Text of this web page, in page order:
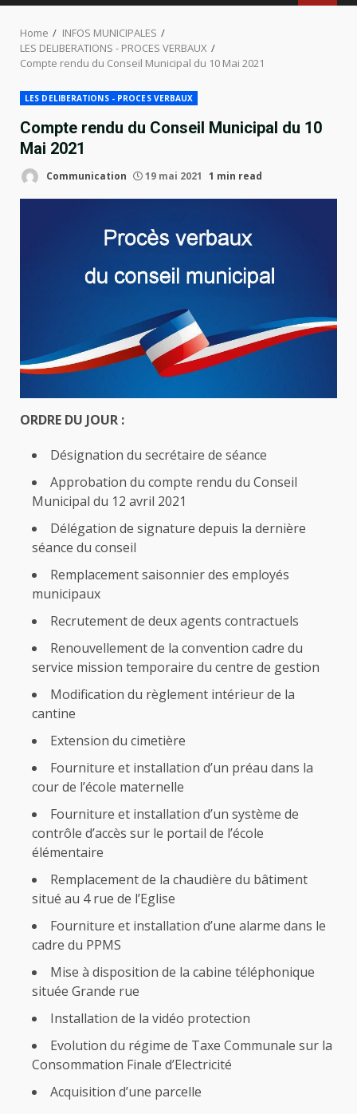
Home
INFOS MUNICIPALES
LES DELIBERATIONS - PROCES VERBAUX
Compte rendu du Conseil Municipal du 10 Mai 2021
LES DELIBERATIONS - PROCES VERBAUX
Compte rendu du Conseil Municipal du 10
Mai 2021
Communication 19 mai 2021 1 min read
ORDRE DU JOUR :
Désignation du secrétaire de séance
Approbation du compte rendu du Conseil
Municipal du 12 avril 2021
Délégation de signature depuis la dernière
séance du conseil
Remplacement saisonnier des employés
municipaux
Recrutement de deux agents contractuels
Renouvellement de la convention cadre du
service mission temporaire du centre de gestion
Modification du règlement intérieur de la
cantine
Extension du cimetière
Fourniture et installation d’un préau dans la
cour de l’école maternelle
Fourniture et installation d’un système de
contrôle d’accès sur le portail de l’école
élémentaire
Remplacement de la chaudière du bâtiment
situé au 4 rue de l’Eglise
Fourniture et installation d’une alarme dans le
cadre du PPMS
Mise à disposition de la cabine téléphonique
située Grande rue
Installation de la vidéo protection
Evolution du régime de Taxe Communale sur la
Consommation Finale d’Electricité
Acquisition d’une parcelle